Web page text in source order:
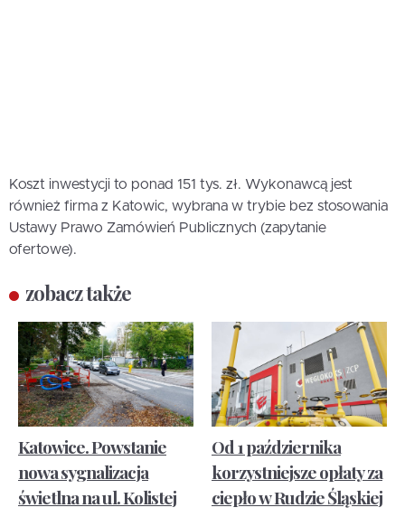
Koszt inwestycji to ponad 151 tys. zł. Wykonawcą jest
również firma z Katowic, wybrana w trybie bez stosowania
Ustawy Prawo Zamówień Publicznych (zapytanie
ofertowe).
zobacz także
Katowice. Powstanie
nowa sygnalizacja
świetlna na ul. Kolistej
Od 1 października
korzystniejsze opłaty za
ciepło w Rudzie Śląskiej